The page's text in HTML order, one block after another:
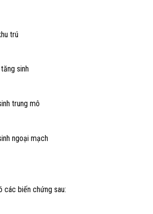
trú
sinh
trung mô
ngoại mạch
các biến chứng sau: